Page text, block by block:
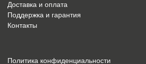
Доставка и оплата
Поддержка и гарантия
Контакты
Политика конфиденциальности